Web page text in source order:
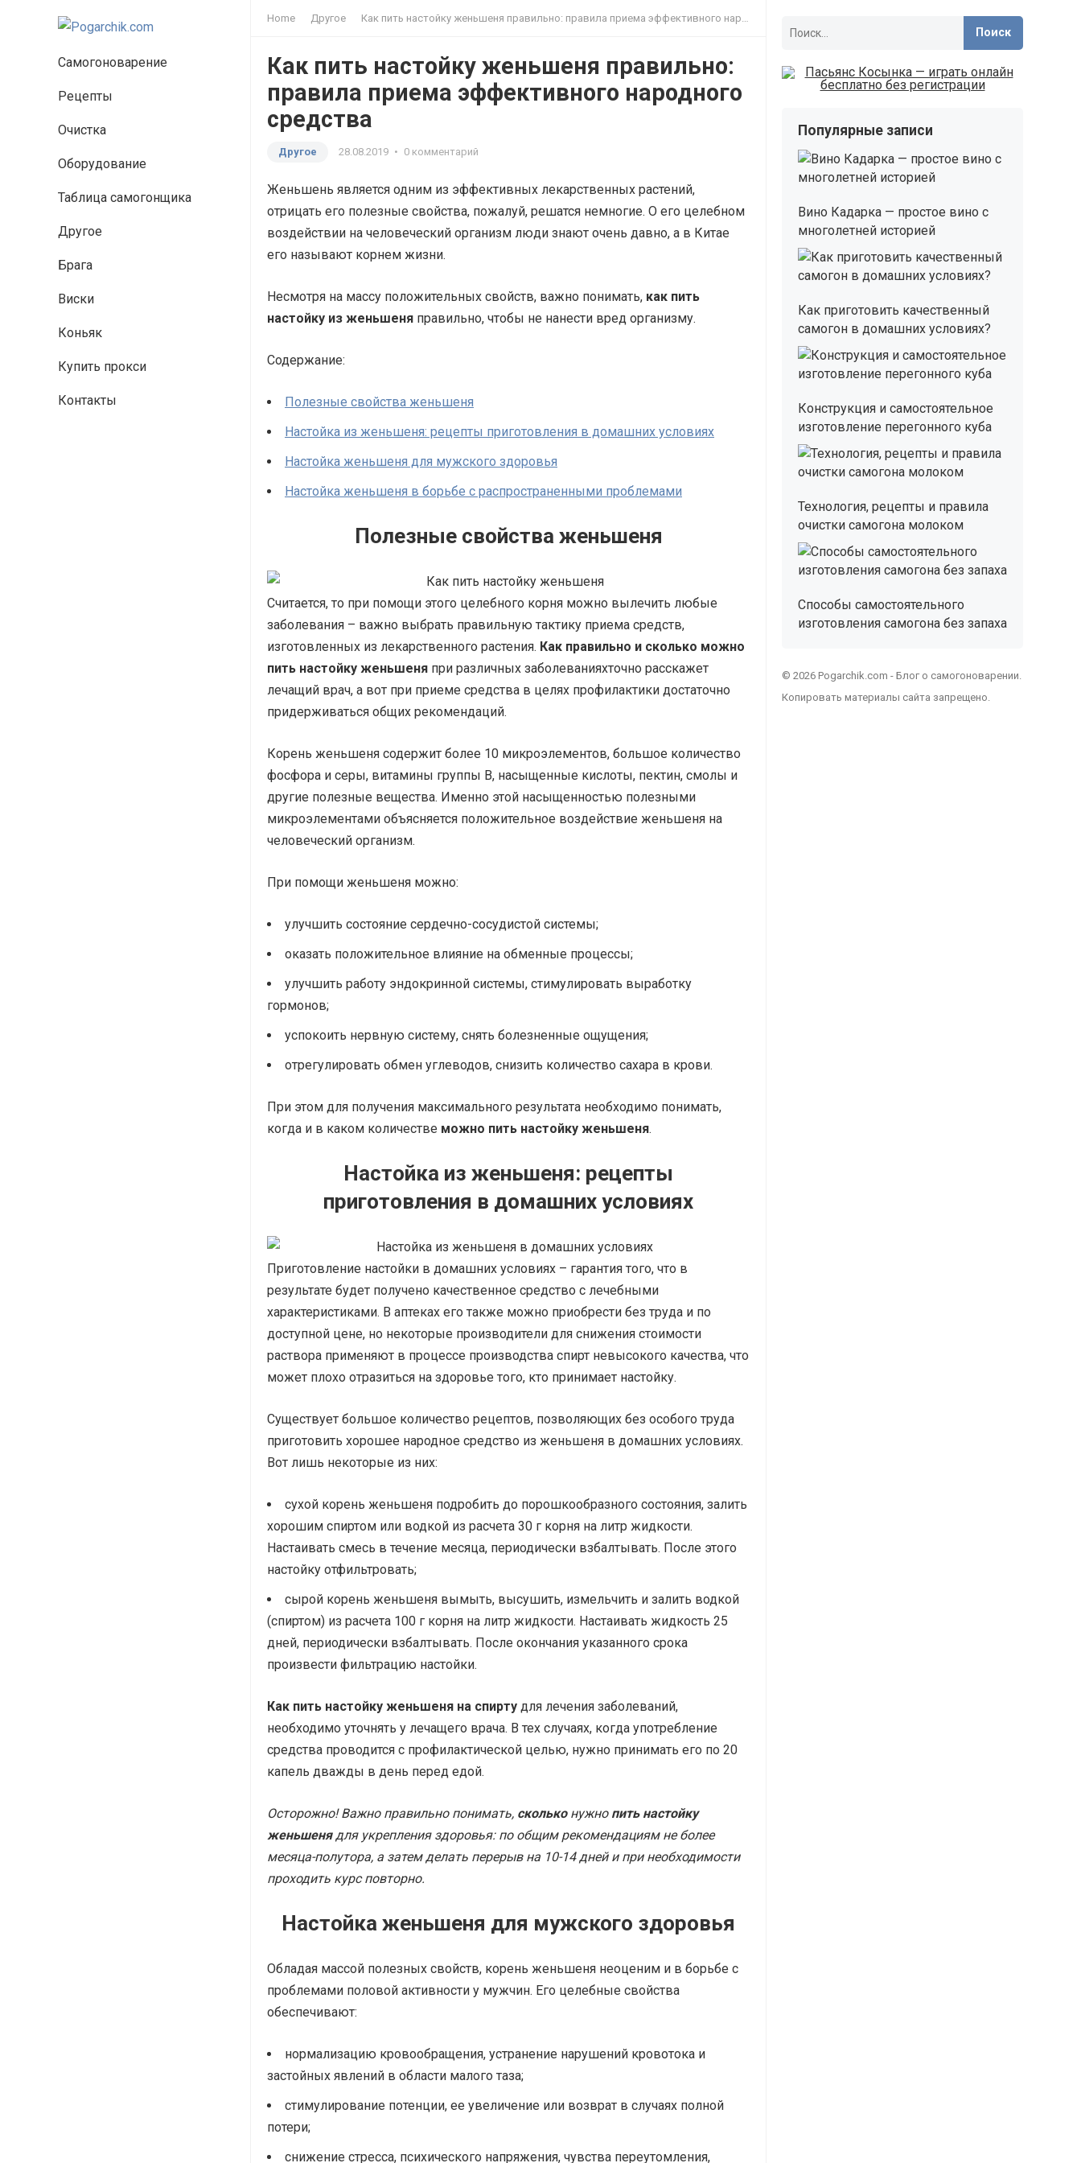
Самогоноварение
Рецепты
Очистка
Оборудование
Таблица самогонщика
Другое
Брага
Виски
Коньяк
Купить прокси
Контакты
Home Другое Как пить настойку женьшеня правильно: правила приема эффективного народного средства
Как пить настойку женьшеня правильно:
правила приема эффективного народного
средства
Другое 28.08.2019 • 0 комментарий
Женьшень является одним из эффективных лекарственных растений,
отрицать его полезные свойства, пожалуй, решатся немногие. О его целебном
воздействии на человеческий организм люди знают очень давно, а в Китае
его называют корнем жизни.
Несмотря на массу положительных свойств, важно понимать, как пить
настойку из женьшеня правильно, чтобы не нанести вред организму.
Содержание:
Полезные свойства женьшеня
Настойка из женьшеня: рецепты приготовления в домашних условиях
Настойка женьшеня для мужского здоровья
Настойка женьшеня в борьбе с распространенными проблемами
Полезные свойства женьшеня
Считается, то при помощи этого целебного корня можно вылечить любые
заболевания – важно выбрать правильную тактику приема средств,
изготовленных из лекарственного растения. Как правильно и сколько можно
пить настойку женьшеня при различных заболеванияхточно расскажет
лечащий врач, а вот при приеме средства в целях профилактики достаточно
придерживаться общих рекомендаций.
Корень женьшеня содержит более 10 микроэлементов, большое количество
фосфора и серы, витамины группы В, насыщенные кислоты, пектин, смолы и
другие полезные вещества. Именно этой насыщенностью полезными
микроэлементами объясняется положительное воздействие женьшеня на
человеческий организм.
При помощи женьшеня можно:
улучшить состояние сердечно-сосудистой системы;
оказать положительное влияние на обменные процессы;
улучшить работу эндокринной системы, стимулировать выработку
гормонов;
успокоить нервную систему, снять болезненные ощущения;
отрегулировать обмен углеводов, снизить количество сахара в крови.
При этом для получения максимального результата необходимо понимать,
когда и в каком количестве можно пить настойку женьшеня.
Настойка из женьшеня: рецепты
приготовления в домашних условиях
Приготовление настойки в домашних условиях – гарантия того, что в
результате будет получено качественное средство с лечебными
характеристиками. В аптеках его также можно приобрести без труда и по
доступной цене, но некоторые производители для снижения стоимости
раствора применяют в процессе производства спирт невысокого качества, что
может плохо отразиться на здоровье того, кто принимает настойку.
Существует большое количество рецептов, позволяющих без особого труда
приготовить хорошее народное средство из женьшеня в домашних условиях.
Вот лишь некоторые из них:
сухой корень женьшеня подробить до порошкообразного состояния, залить
хорошим спиртом или водкой из расчета 30 г корня на литр жидкости.
Настаивать смесь в течение месяца, периодически взбалтывать. После этого
настойку отфильтровать;
сырой корень женьшеня вымыть, высушить, измельчить и залить водкой
(спиртом) из расчета 100 г корня на литр жидкости. Настаивать жидкость 25
дней, периодически взбалтывать. После окончания указанного срока
произвести фильтрацию настойки.
Как пить настойку женьшеня на спирту для лечения заболеваний,
необходимо уточнять у лечащего врача. В тех случаях, когда употребление
средства проводится с профилактической целью, нужно принимать его по 20
капель дважды в день перед едой.
Осторожно! Важно правильно понимать, скольконужнопить настойку
женьшенядля укрепления здоровья: по общим рекомендациям не более
месяца-полутора, а затем делать перерыв на 10-14 дней и при необходимости
проходить курс повторно.
Настойка женьшеня для мужского здоровья
Обладая массой полезных свойств, корень женьшеня неоценим и в борьбе с
проблемами половой активности у мужчин. Его целебные свойства
обеспечивают:
нормализацию кровообращения, устранение нарушений кровотока и
застойных явлений в области малого таза;
стимулирование потенции, ее увеличение или возврат в случаях полной
потери;
снижение стресса, психического напряжения, чувства переутомления,
Популярные записи
Вино Кадарка — простое вино с
многолетней историей
Как приготовить качественный
самогон в домашних условиях?
Конструкция и самостоятельное
изготовление перегонного куба
Технология, рецепты и правила
очистки самогона молоком
Способы самостоятельного
изготовления самогона без запаха
© 2026 Pogarchik.com - Блог о самогоноварении.
Копировать материалы сайта запрещено.